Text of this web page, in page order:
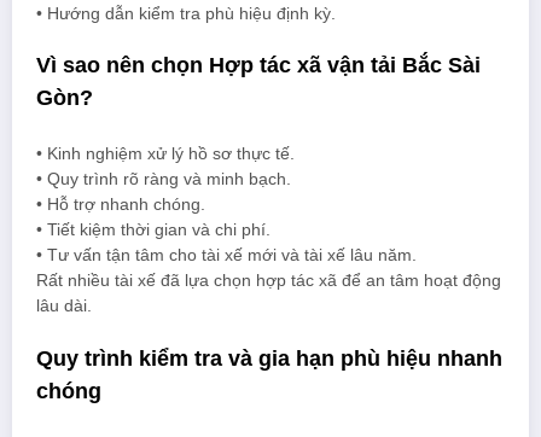
• Hướng dẫn kiểm tra phù hiệu định kỳ.
Vì sao nên chọn Hợp tác xã vận tải Bắc Sài
Gòn?
• Kinh nghiệm xử lý hồ sơ thực tế.
• Quy trình rõ ràng và minh bạch.
• Hỗ trợ nhanh chóng.
• Tiết kiệm thời gian và chi phí.
• Tư vấn tận tâm cho tài xế mới và tài xế lâu năm.
Rất nhiều tài xế đã lựa chọn hợp tác xã để an tâm hoạt động
lâu dài.
Quy trình kiểm tra và gia hạn phù hiệu nhanh
chóng